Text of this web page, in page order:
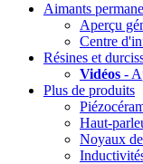
Aimants
Aperçu
Centre
Résines et
Vidéos -
Plus de produits
Haut-
Noyaux